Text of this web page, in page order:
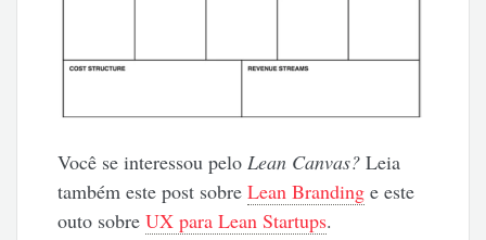
Você se interessou peloLean Canvas? Leia
também este post sobreLean Branding e este
outo sobreUX para Lean Startups.